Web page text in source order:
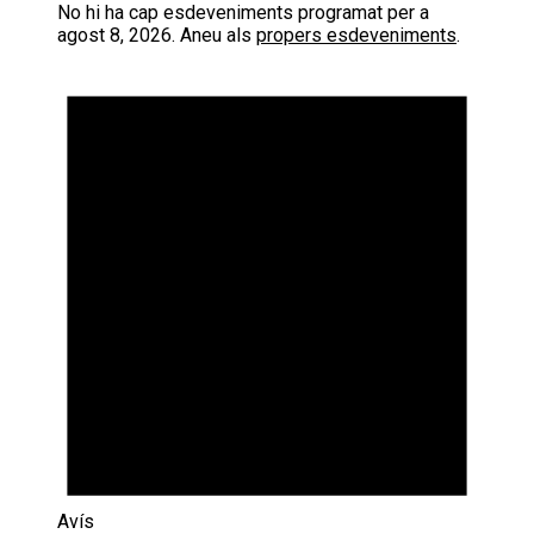
No hi ha cap esdeveniments programat per a
agost 8, 2026. Aneu als propers esdeveniments.
Avís